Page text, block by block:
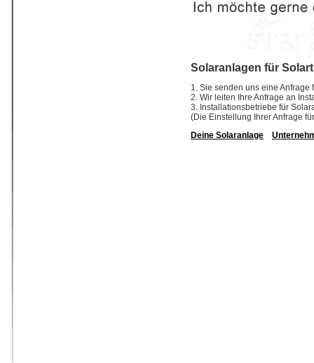
Solaranlagen für
1. Sie senden uns eine
2. Wir leiten Ihre Anfrage an
3. Installationsbetriebe für
(Die Einstellung Ihrer Anfrage
Deine Solaranlage